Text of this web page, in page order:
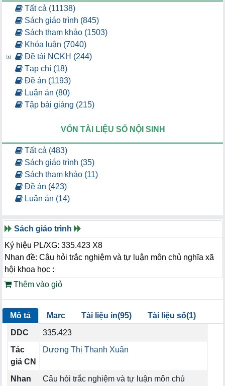
Tất cả (11138)
Sách giáo trình (845)
Sách tham khảo (1503)
Khóa luận (7040)
Đề tài NCKH (244)
Tạp chí (18)
Đề án (1193)
Luận án (80)
Tập bài giảng (215)
VỐN TÀI LIỆU SỐ NỘI SINH
Tất cả (483)
Sách giáo trình (35)
Sách tham khảo (11)
Đề án (423)
Luận án (14)
Sách giáo trình
Ký hiệu PL/XG: 335.423 X8
Nhan đề: Câu hỏi trắc nghiệm và tự luận môn chủ nghĩa xã
hội khoa học :
Thêm vào giỏ
Mô tả Marc Tài liệu in(95)
Tài liệu số(1)
DDC
335.423
Tác
giả CN
Dương Thị Thanh Xuân
Nhan
Câu hỏi trắc nghiệm và tự luận môn chủ